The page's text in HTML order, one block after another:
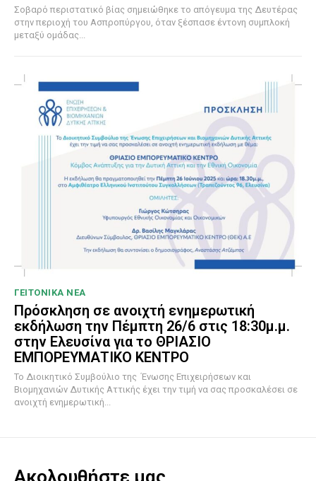
Σοβαρό περιστατικό βίας σημειώθηκε το απόγευμα της Δευτέρας
στην περιοχή του Ασπροπύργου, όταν ξέσπασε έντονη συμπλοκή
μεταξύ ομάδας...
ΓΕΙΤΟΝΙΚΑ ΝΕΑ
Πρόσκληση σε ανοιχτή ενημερωτική
εκδήλωση την Πέμπτη 26/6 στις 18:30μ.μ.
στην Ελευσίνα για το ΘΡΙΑΣΙΟ
ΕΜΠΟΡΕΥΜΑΤΙΚΟ ΚΕΝΤΡΟ
To Διοικητικό Συμβούλιο της Ένωσης Επιχειρήσεων και
Βιομηχανιών Δυτικής Αττικής έχει την τιμή να σας προσκαλέσει σε
ανοιχτή ενημερωτική...
Ακολουθήστε μας